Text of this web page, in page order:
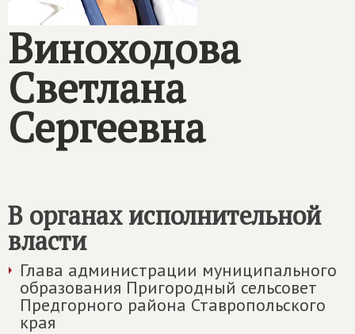
Виноходова
Светлана
Сергеевна
В органах исполнительной
власти
Глава администрации муниципального
образования Пригородный сельсовет
Предгорного района Ставропольского
края